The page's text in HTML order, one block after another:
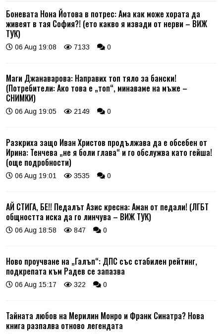
Боневата Нона Йотова в потрес: Ама как може хората да
живеят в тая София?! (ето какво я извади от нерви – ВИЖ
ТУК)
06 Aug 19:08 7133 0
Маги Джанаварова: Направих топ тяло за бански!
(Потребители: Ако това е „топ“, минаваме на мъже –
СНИМКИ)
06 Aug 19:05 2149 0
Разкриха защо Иван Христов продължава да е обсебен от
Ирина: Тенчева „не я боли глава“ и го обслужва като гейша!
(още подробности)
06 Aug 19:01 3535 0
АЙ СТИГА, БЕ!! Педалът Азис кресна: Аман от педали! (ЛГБТ
общността иска да го линчува – ВИЖ ТУК)
06 Aug 18:58 847 0
Ново проучване на „Галъп“: ДПС със стабилен рейтинг,
подкрепата към Радев се запазва
06 Aug 15:17 322 0
Тайната любов на Мерилин Монро и Франк Синатра? Нова
книга разпалва отново легендата